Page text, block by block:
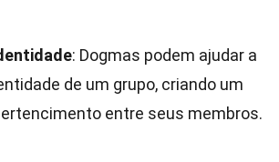
: Dogmas podem ajudar a
de um grupo, criando um
entre seus membros.